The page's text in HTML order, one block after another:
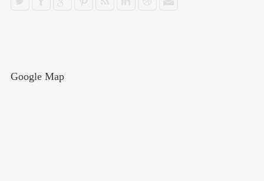
Google Map